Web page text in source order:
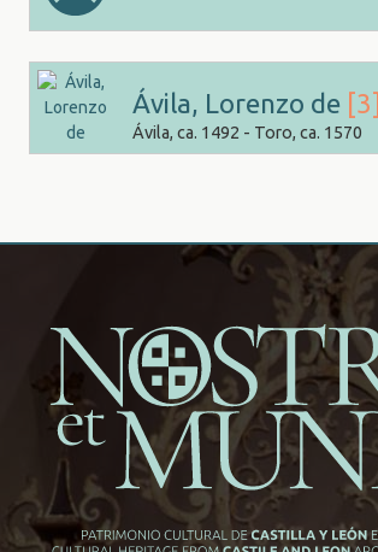
Ávila, Lorenzo de [3]
Ávila, ca. 1492 - Toro, ca. 1570